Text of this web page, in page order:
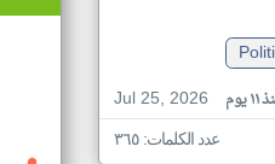
Jul 25, 2026
يوم
عدد الكلمات: ٣٦٥